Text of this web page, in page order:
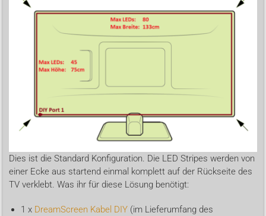
Dies ist die Standard Konfiguration. Die LED Stripes werden von
einer Ecke aus startend einmal komplett auf der Rückseite des
TV verklebt. Was ihr für diese Lösung benötigt:
1 x DreamScreen Kabel DIY (im Lieferumfang des